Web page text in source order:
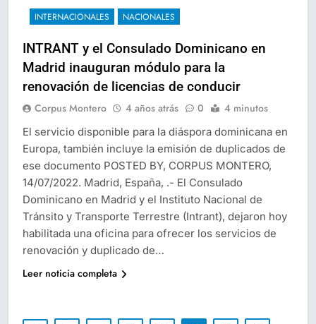
INTERNACIONALES NACIONALES
INTRANT y el Consulado Dominicano en
Madrid inauguran módulo para la
renovación de licencias de conducir
Corpus Montero 4 años atrás 0 4 minutos
El servicio disponible para la diáspora dominicana en
Europa, también incluye la emisión de duplicados de
ese documento POSTED BY, CORPUS MONTERO,
14/07/2022. Madrid, España, .- El Consulado
Dominicano en Madrid y el Instituto Nacional de
Tránsito y Transporte Terrestre (Intrant), dejaron hoy
habilitada una oficina para ofrecer los servicios de
renovación y duplicado de…
Leer noticia completa